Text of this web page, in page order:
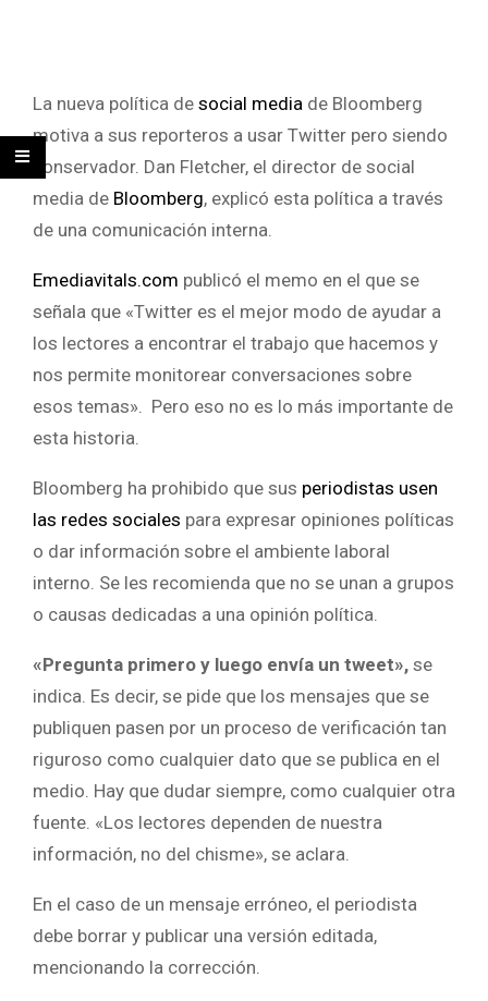
La nueva política de social media de Bloomberg
motiva a sus reporteros a usar Twitter pero siendo
conservador. Dan Fletcher, el director de social
media de Bloomberg, explicó esta política a través
de una comunicación interna.
Emediavitals.com publicó el memo en el que se
señala que «Twitter es el mejor modo de ayudar a
los lectores a encontrar el trabajo que hacemos y
nos permite monitorear conversaciones sobre
esos temas». Pero eso no es lo más importante de
esta historia.
Bloomberg ha prohibido que sus periodistas usen
las redes sociales para expresar opiniones políticas
o dar información sobre el ambiente laboral
interno. Se les recomienda que no se unan a grupos
o causas dedicadas a una opinión política.
«Pregunta primero y luego envía un tweet», se
indica. Es decir, se pide que los mensajes que se
publiquen pasen por un proceso de verificación tan
riguroso como cualquier dato que se publica en el
medio. Hay que dudar siempre, como cualquier otra
fuente. «Los lectores dependen de nuestra
información, no del chisme», se aclara.
En el caso de un mensaje erróneo, el periodista
debe borrar y publicar una versión editada,
mencionando la corrección.